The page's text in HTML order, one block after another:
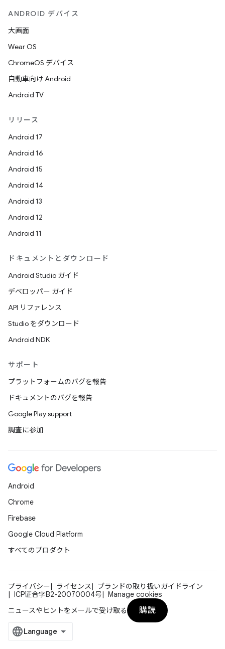
ANDROID デバイス
大画面
Wear OS
ChromeOS デバイス
自動車向け Android
Android TV
リリース
Android 17
Android 16
Android 15
Android 14
Android 13
Android 12
Android 11
ドキュメントとダウンロード
Android Studio ガイド
デベロッパー ガイド
API リファレンス
Studio をダウンロード
Android NDK
サポート
プラットフォームのバグを報告
ドキュメントのバグを報告
Google Play support
調査に参加
Android
Chrome
Firebase
Google Cloud Platform
すべてのプロダクト
プライバシー ライセンス
ブランドの取り扱いガイドライン
ICP证合字B2-20070004号
Manage cookies
ニュースやヒントをメールで受け取る
購読